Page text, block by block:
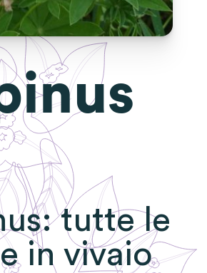
: tutte le
in vivaio